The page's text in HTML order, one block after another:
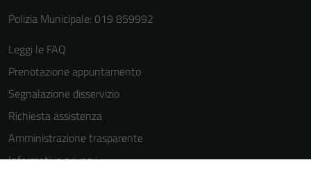
Polizia Municipale: 019 859992
Leggi le FAQ
Prenotazione appuntamento
Segnalazione disservizio
Richiesta assistenza
Amministrazione trasparente
Informativa privacy